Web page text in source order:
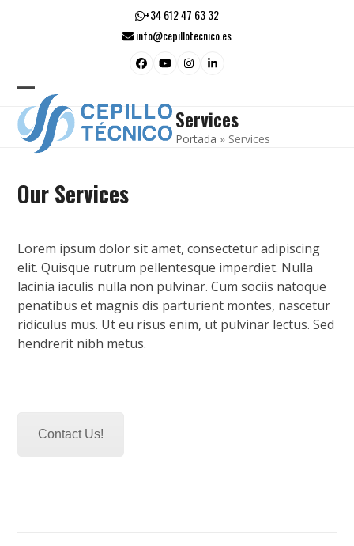
+34 612 47 63 32
info@cepillotecnico.es
Facebook
YouTubeInstagram
LinkedIn
Open
mobile
menu
Close
mobile
menu
Services
Portada » Services
OurServices
Lorem ipsum dolor sit amet, consectetur adipiscing
elit. Quisque rutrum pellentesque imperdiet. Nulla
lacinia iaculis nulla non pulvinar. Cum sociis natoque
penatibus et magnis dis parturient montes, nascetur
ridiculus mus. Ut eu risus enim, ut pulvinar lectus. Sed
hendrerit nibh metus.
Contact Us!